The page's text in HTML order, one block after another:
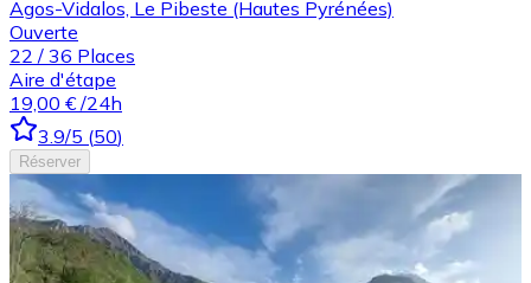
Agos-Vidalos, Le Pibeste (Hautes Pyrénées)
Ouverte
22 / 36 Places
Aire d'étape
19,00 € /24h
3.9/5 (50)
Réserver